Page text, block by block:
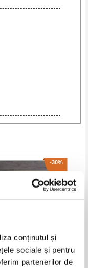
conținutul și
sociale și pentru
partenerilor de
-30%